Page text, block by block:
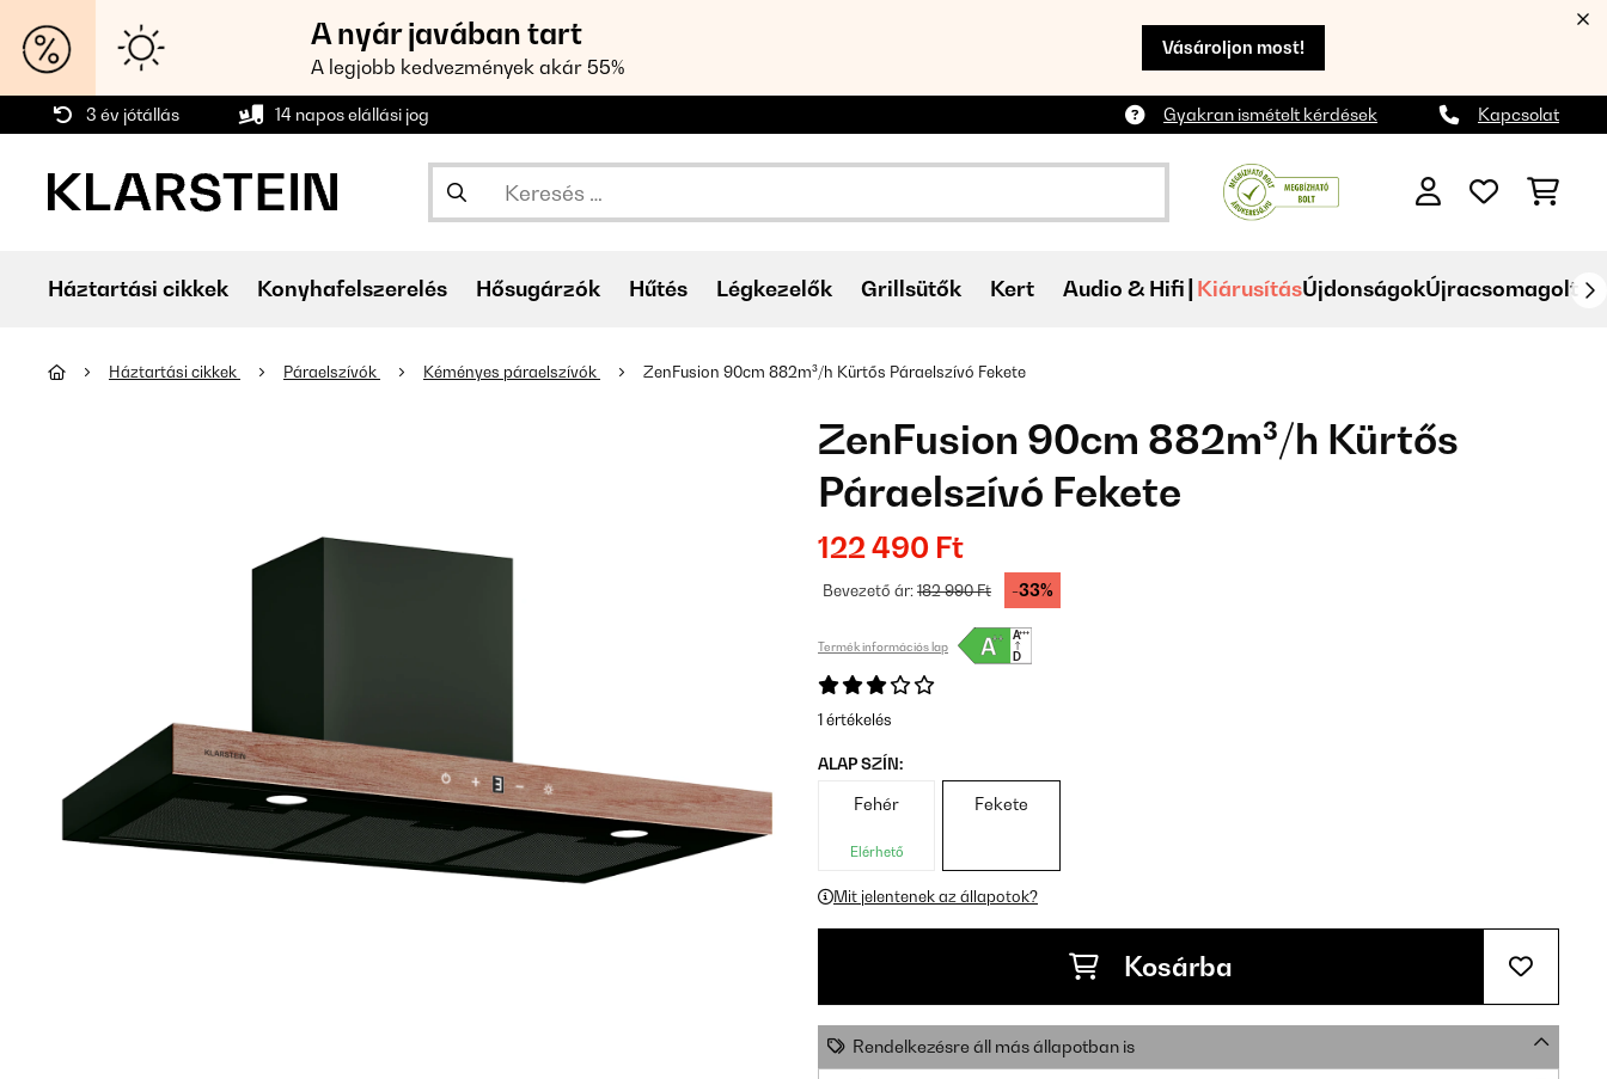
A nyár javában tart
A legjobb kedvezmények akár 55%
Vásároljon most!
3 év jótállás 14 napos elállási jog Gyakran ismételt kérdések Kapcsolat
Háztartási cikkek Konyhafelszerelés Hősugárzók Hűtés Légkezelők Grillsütők Kert Audio & Hifi KiárusításÚjdonságokÚjracsomagolt
Háztartási cikkek Páraelszívók Kéményes páraelszívók ZenFusion 90cm 882m³/h Kürtős Páraelszívó Fekete
ZenFusion 90cm 882m³/h Kürtős
Páraelszívó Fekete
122 490 Ft
Bevezető ár:182 990 Ft -33%
Termék információs lap
1 értékelés
ALAP SZÍN:
Fehér
Elérhető
Fekete
Mit jelentenek az állapotok?
Kosárba
Rendelkezésre áll más állapotban is